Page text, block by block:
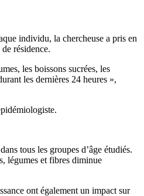
individu, la chercheuse a pris en
résidence.
les boissons sucrées, les
les dernières 24 heures »,
tous les groupes d’âge étudiés.
légumes et fibres diminue
ont également un impact sur